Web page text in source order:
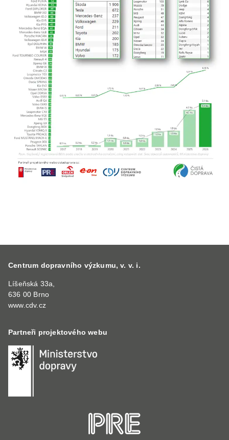
Centrum dopravního výzkumu, v. v. i.
Líšeňská 33a,
636 00 Brno
www.cdv.cz
Partneři projektového webu